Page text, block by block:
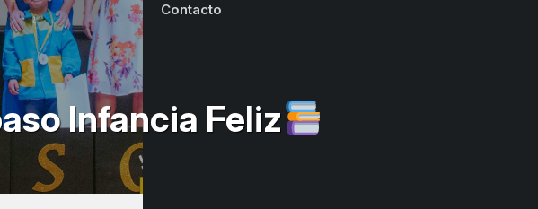
Infancia Feliz
Contacto